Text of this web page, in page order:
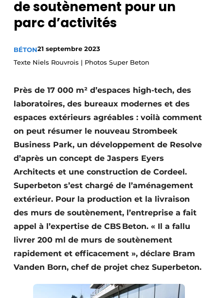
Termes et conditions
Video’s
Contrôle d’accès
Éclairage
Fondations
Façades
Géotextiles
Infrastructures souterraines et égouttage
Protection solaire
Rénovation
Sécurité incendie
de soutènement pour un
parc d’activités
BÉTON21 septembre 2023
Texte Niels Rouvrois | Photos Super Beton
Près de 17 000 m² d’espaces high-tech, des
laboratoires, des bureaux modernes et des
espaces extérieurs agréables : voilà comment
on peut résumer le nouveau Strombeek
Business Park, un développement de Resolve
d’après un concept de Jaspers Eyers
Architects et une construction de Cordeel.
Superbeton s’est chargé de l’aménagement
extérieur. Pour la production et la livraison
des murs de soutènement, l’entreprise a fait
appel à l’expertise de CBS Beton. « Il a fallu
livrer 200 ml de murs de soutènement
rapidement et efficacement », déclare Bram
Vanden Born, chef de projet chez Superbeton.